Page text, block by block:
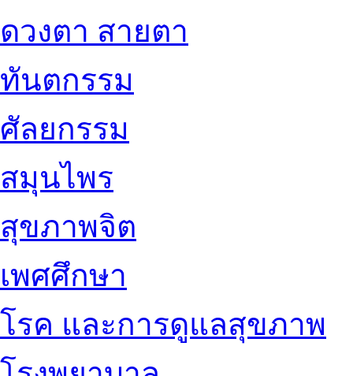
ดวงตา สายตา
ทันตกรรม
ศัลยกรรม
สมุนไพร
สุขภาพจิต
เพศศึกษา
โรค และการดูแลสุขภาพ